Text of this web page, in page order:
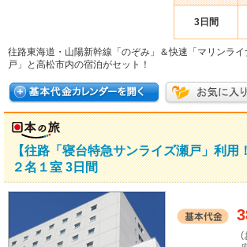
3日間
往路東海道・山陽新幹線「のぞみ」＆快速「マリンラ
戸」と高松市内の宿泊がセット！
【往路「寝台特急サンライズ瀬戸」利
２名１室 3日間
(